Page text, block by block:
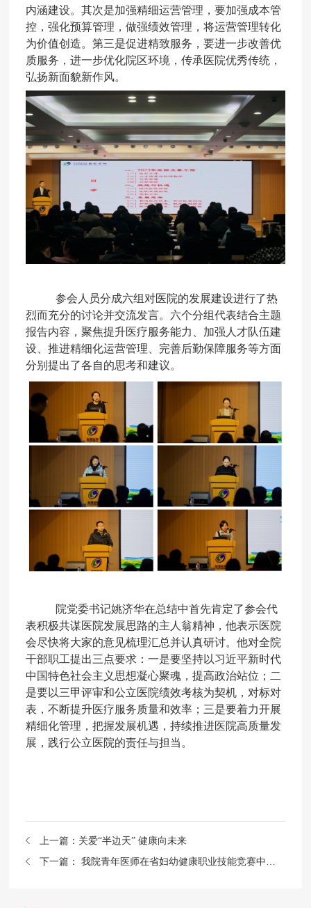
内涵建设。其次是加强精细运营管理，要加强成本管
控，强化预算管理，做强绩效管理，将运营管理转化
为价值创造。第三是促进精致服务，要进一步改善优
质服务，进一步优化院区环境，传承医院优秀传统，
弘扬新面貌新作风。
参会 人员分成六组对医院的发展建设进行了热
烈而充分的讨论并交流发言。 六个分组代表结合主题
报告内容，聚焦提升医疗服务能力、加强人才队伍建
设、推进精细化运营管理、完善后勤保障服务等方面
分别提出了各自的思考和建议。
院党委书记姚济华在总结中首先肯定了参会代
表积极共谋医院发展思路的主人翁精神，他表示医院
会尽快将大家的意见梳理汇总并认真研讨。他对全院
干部职工提出三点要求：一是要坚持以习近平新时代
中国特色社会主义思想凝心聚魂 ，提高政治站位； 二
是要以三甲评审和公立医院绩效考核为契机，对标对
表，不断提升医疗服务质量和效率 ； 三是要着力开展
精细化管理，把握发展机遇，持续推进医院高质量发
展， 践行公立医院的责任与担当。
上一篇： 关爱“半边天” 健康向未来
下一篇：